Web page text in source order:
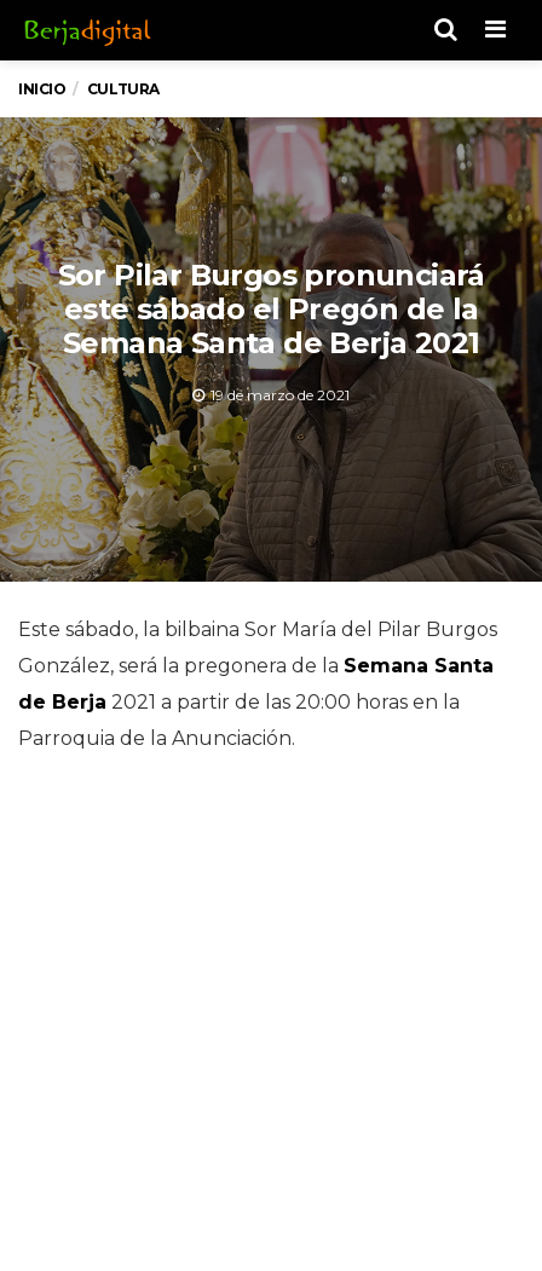
INICIO CULTURA
Sor Pilar Burgos pronunciará
este sábado el Pregón de la
Semana Santa de Berja 2021
19 de marzo de 2021
Este sábado, la bilbaina Sor María del Pilar Burgos
González, será la pregonera de la Semana Santa
de Berja 2021 a partir de las 20:00 horas en la
Parroquia de la Anunciación.